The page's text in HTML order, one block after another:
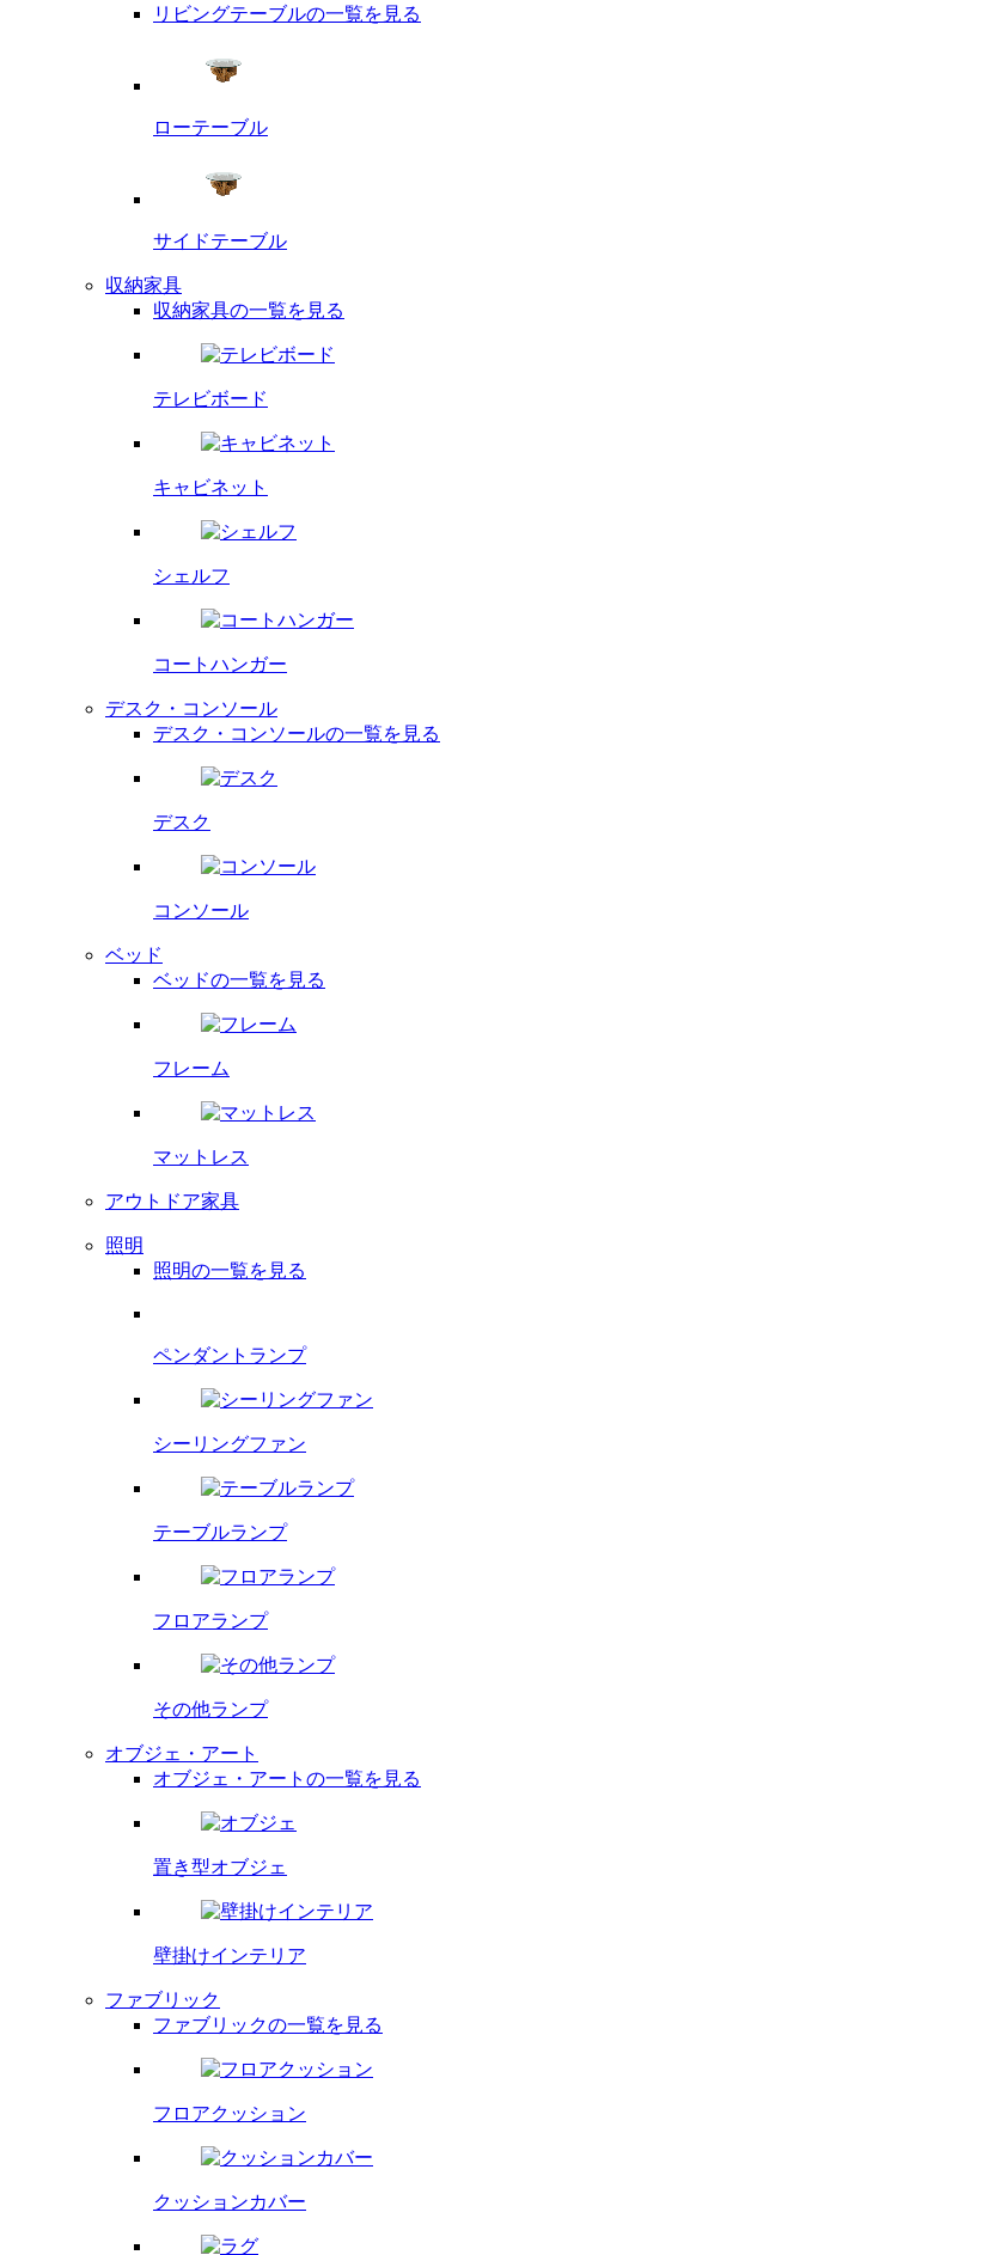
リビングテーブルの一覧を見る
ローテーブル
サイドテーブル
収納家具
収納家具の一覧を見る
テレビボード
キャビネット
シェルフ
コートハンガー
デスク・コンソール
デスク・コンソールの一覧を見る
デスク
コンソール
ベッド
ベッドの一覧を見る
フレーム
マットレス
アウトドア家具
照明
照明の一覧を見る
ペンダント ランプ
シーリングファン
テーブルランプ
フロアランプ
その他ランプ
オブジェ・アート
オブジェ・アートの一覧を見る
置き型オブジェ
壁掛けインテリア
ファブリック
ファブリックの一覧を見る
フロアクッション
クッションカバー